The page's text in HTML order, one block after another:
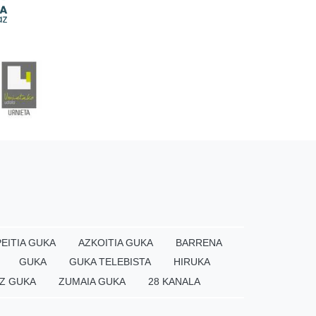
GUKA AZKOITIA GUKA
BARRENA
GUKA
GUKA TELEBISTA
HIRUKA
GUKA
ZUMAIA GUKA 28 KANALA